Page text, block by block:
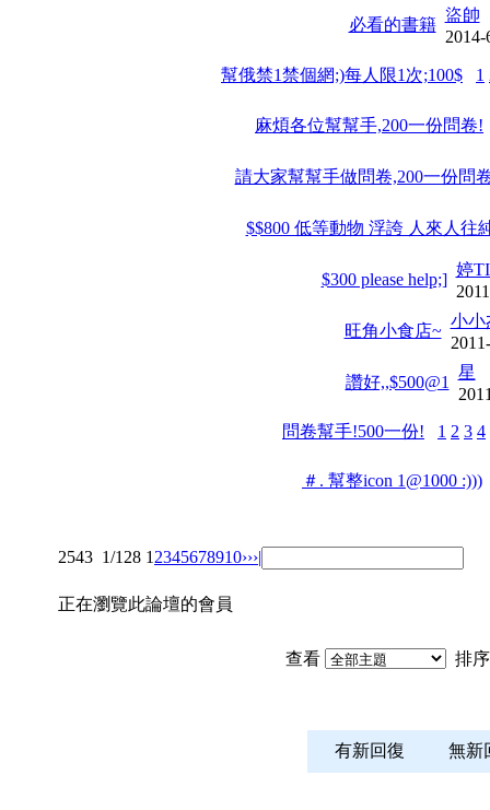
必看的書籍
盜帥
2014-
幫俄禁1禁個網;)每人限1次;100$ 1
麻煩各位幫幫手,200一份問卷!
請大家幫幫手做問卷,200一份問
$$800 低等動物 浮誇 人來人往
$300 please help;]
婷
旺角小食店~
小小
讚好,,$500@1
星
問卷幫手!500一份!
1 2 3 4
＃. 幫整icon 1@1000 :)))
2543 1/128 1 2345678910›››|
正在瀏覽此論壇的會員
查看 排
有新回復 無